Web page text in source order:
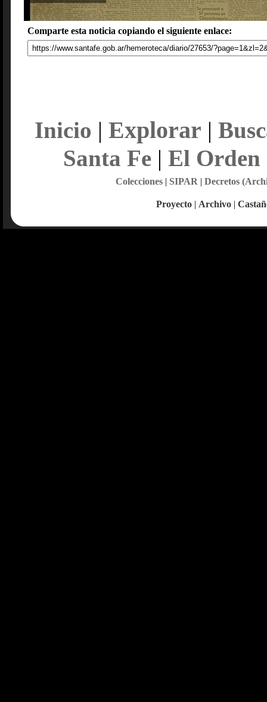
Comparte esta noticia copiando el siguiente enlace:
Inicio | Explorar |
Santa Fe| El Orden
Colecciones| SIPAR | Decretos
Proyecto | Archivo |